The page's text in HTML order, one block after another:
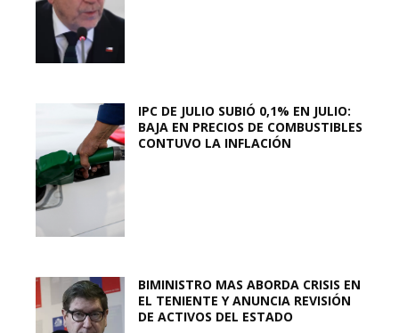
IPC DE JULIO SUBIÓ 0,1% EN JULIO:
BAJA EN PRECIOS DE COMBUSTIBLES
CONTUVO LA INFLACIÓN
BIMINISTRO MAS ABORDA CRISIS EN
EL TENIENTE Y ANUNCIA REVISIÓN
DE ACTIVOS DEL ESTADO